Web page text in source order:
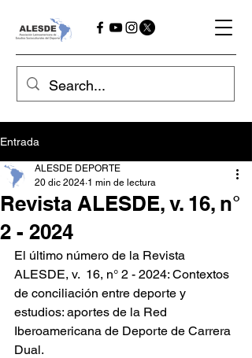
Entrada
Revista ALESDE, v. 16, n°
2 - 2024
ALESDE DEPORTE
20 dic 2024 1 min de lectura
El último número de la Revista
ALESDE, v.  16, n° 2 - 2024: Contextos
de conciliación entre deporte y
estudios: aportes de la Red
Iberoamericana de Deporte de Carrera
Dual.